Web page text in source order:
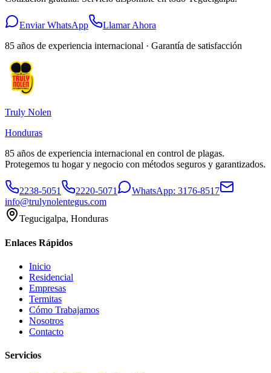
Enviar WhatsApp
Llamar Ahora
85 años de experiencia internacional · Garantía de satisfacción
Truly Nolen
Honduras
85 años de experiencia internacional en control de plagas.
Protegemos tu hogar y negocio con métodos seguros y garantizados.
2238-5051 2220-5071 WhatsApp: 3176-8517
info@trulynolentegus.com
Tegucigalpa, Honduras
Enlaces Rápidos
Inicio
Residencial
Empresas
Termitas
Cómo Trabajamos
Nosotros
Contacto
Servicios